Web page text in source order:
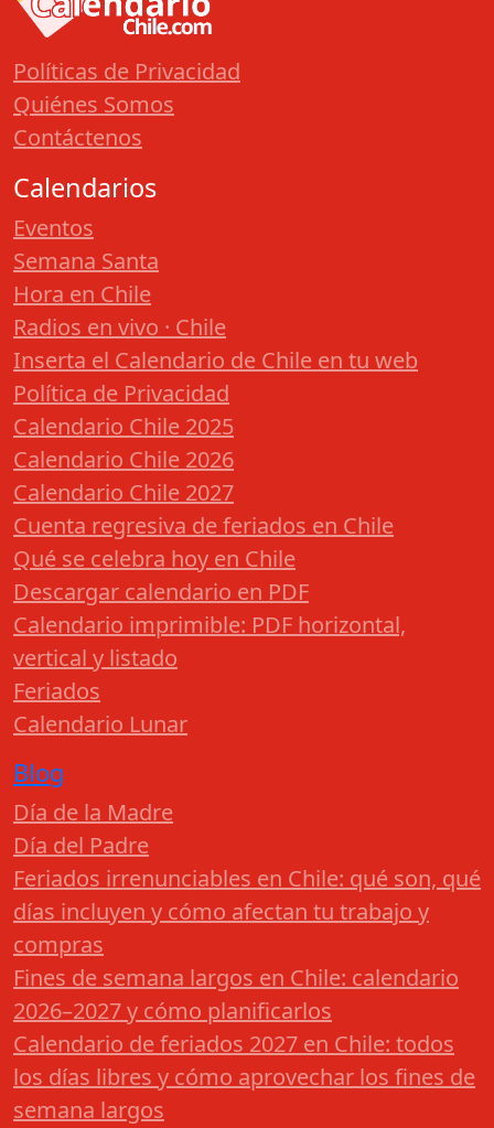
Políticas de Privacidad
Quiénes Somos
Contáctenos
Calendarios
Eventos
Semana Santa
Hora en Chile
Radios en vivo · Chile
Inserta el Calendario de Chile en tu web
Política de Privacidad
Calendario Chile 2025
Calendario Chile 2026
Calendario Chile 2027
Cuenta regresiva de feriados en Chile
Qué se celebra hoy en Chile
Descargar calendario en PDF
Calendario imprimible: PDF horizontal,
vertical y listado
Feriados
Calendario Lunar
Blog
Día de la Madre
Día del Padre
Feriados irrenunciables en Chile: qué son, qué
días incluyen y cómo afectan tu trabajo y
compras
Fines de semana largos en Chile: calendario
2026–2027 y cómo planificarlos
Calendario de feriados 2027 en Chile: todos
los días libres y cómo aprovechar los fines de
semana largos